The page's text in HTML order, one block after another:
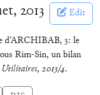
2013 Edit
d’ARCHIBAB, 3: le
Rim-Sin, un bilan
Utilitaires,2013/4.